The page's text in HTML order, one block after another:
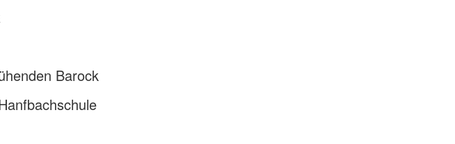
Barock